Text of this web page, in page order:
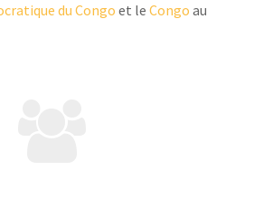
du Congo et le Congo au